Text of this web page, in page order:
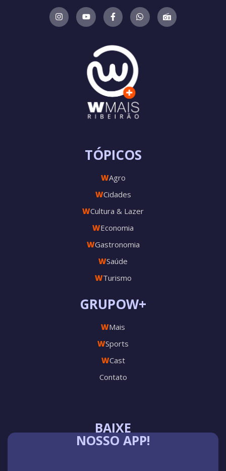
BAIXE
NOSSO APP!
GRUPOW+
WMais
WSports
WCast
Contato
TÓPICOS
WAgro
WCidades
WCultura & Lazer
WEconomia
WGastronomia
WSaúde
WTurismo